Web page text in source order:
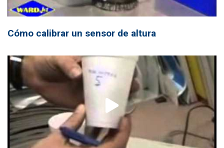
Cómo calibrar un sensor de altura